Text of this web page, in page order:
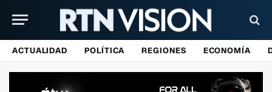
ACTUALIDAD POLÍTICA REGIONES ECONOMÍA